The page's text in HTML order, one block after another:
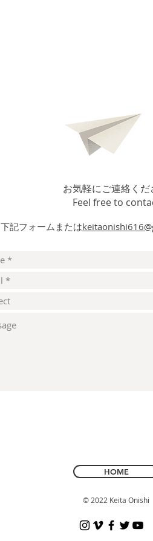
お気軽にご連絡くだ
Feel free to
下記フォームまたは
HOME
© 2022 Keita Onishi